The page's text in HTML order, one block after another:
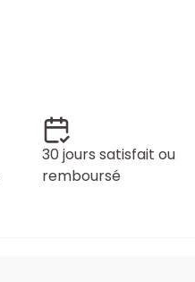
30 jours satisfait ou
remboursé